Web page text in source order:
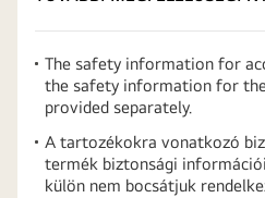
The safety information for
the safety information for
provided separately.
A tartozékokra vonatkozó
termék biztonsági
külön nem bocsátjuk